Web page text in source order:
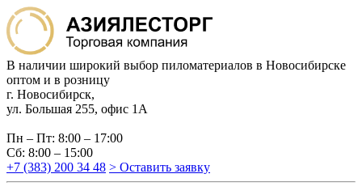
В наличии широкий выбор пиломатериалов в Новосибирске
оптом и в розницу
г. Новосибирск,
ул. Большая 255, офис 1А
Пн – Пт: 8:00 – 17:00
Сб: 8:00 – 15:00
+7 (383) 200 34 48 > Оставить заявку